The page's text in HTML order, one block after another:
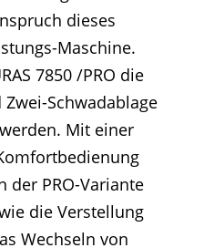
dieses
Maschine.
7850 /PRO die
Schwadablage
Mit einer
der PRO-Variante
die Verstellung
Wechseln von